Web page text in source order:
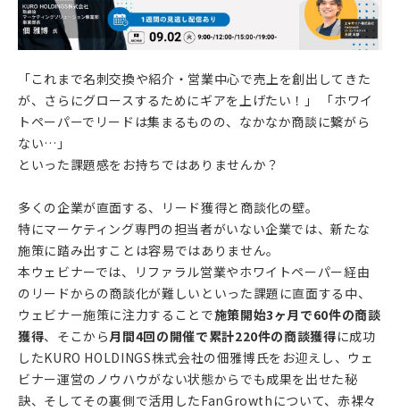
「これまで名刺交換や紹介・営業中心で売上を創出してきた
が、さらにグロースするためにギアを上げたい！」 「ホワイ
トペーパーでリードは集まるものの、なかなか商談に繋がら
ない…」
といった課題感をお持ちではありませんか？
多くの企業が直面する、リード獲得と商談化の壁。
特にマーケティング専門の担当者がいない企業では、新たな
施策に踏み出すことは容易ではありません。
本ウェビナーでは、リファラル営業やホワイトペーパー経由
のリードからの商談化が難しいといった課題に直面する中、
ウェビナー施策に注力することで施策開始3ヶ月で60件の商談
獲得、そこから月間4回の開催で累計220件の商談獲得に成功
したKURO HOLDINGS株式会社の佃雅博氏をお迎えし、ウェ
ビナー運営のノウハウがない状態からでも成果を出せた秘
訣、そしてその裏側で活用したFanGrowthについて、赤裸々